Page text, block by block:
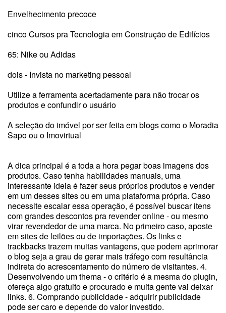
Envelhecimento precoce
cinco Cursos pra Tecnologia em Construção de Edifícios
65: Nike ou Adidas
dois - Invista no marketing pessoal
Utilize a ferramenta acertadamente para não trocar os
produtos e confundir o usuário
A seleção do imóvel por ser feita em blogs como o Moradia
Sapo ou o Imovirtual
A dica principal é a toda a hora pegar boas imagens dos
produtos. Caso tenha habilidades manuais, uma
interessante ideia é fazer seus próprios produtos e vender
em um desses sites ou em uma plataforma própria. Caso
necessite escalar essa operação, é possível buscar itens
com grandes descontos pra revender online - ou mesmo
virar revendedor de uma marca. No primeiro caso, aposte
em sites de leilões ou de importações. Os links e
trackbacks trazem muitas vantagens, que podem aprimorar
o blog seja a grau de gerar mais tráfego com resultância
indireta do acrescentamento do número de visitantes. 4.
Desenvolvendo um thema - o critério é a mesma do plugin,
ofereça algo gratuito e procurado e muita gente vai deixar
links. 6. Comprando publicidade - adquirir publicidade
pode ser caro e depende do valor investido.